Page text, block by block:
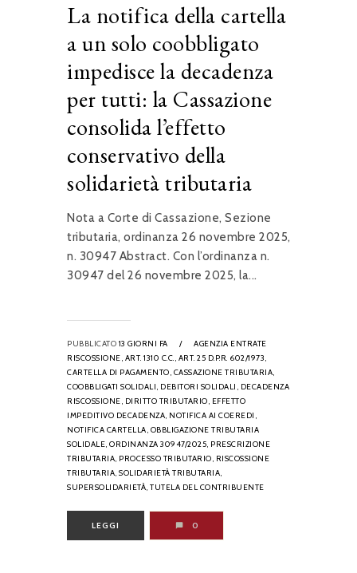
La notifica della cartella
a un solo coobbligato
impedisce la decadenza
per tutti: la Cassazione
consolida l’effetto
conservativo della
solidarietà tributaria
Nota a Corte di Cassazione, Sezione
tributaria, ordinanza 26 novembre 2025,
n. 30947 Abstract. Con l’ordinanza n.
30947 del 26 novembre 2025, la...
PUBBLICATO 13 GIORNI FA /
AGENZIA ENTRATE
RISCOSSIONE, ART. 1310 C.C., ART. 25 D.P.R. 602/1973,
CARTELLA DI PAGAMENTO, CASSAZIONE TRIBUTARIA,
COOBBLIGATI SOLIDALI, DEBITORI SOLIDALI, DECADENZA
RISCOSSIONE, DIRITTO TRIBUTARIO, EFFETTO
IMPEDITIVO DECADENZA, NOTIFICA AI COEREDI,
NOTIFICA CARTELLA, OBBLIGAZIONE TRIBUTARIA
SOLIDALE, ORDINANZA 30947/2025, PRESCRIZIONE
TRIBUTARIA, PROCESSO TRIBUTARIO, RISCOSSIONE
TRIBUTARIA, SOLIDARIETÀ TRIBUTARIA,
SUPERSOLIDARIETÀ, TUTELA DEL CONTRIBUENTE
LEGGI 0